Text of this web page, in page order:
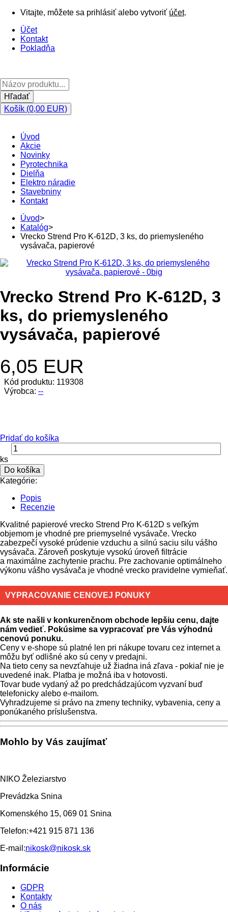
Vitajte, môžete sa prihlásiť alebo vytvoriť účet.
Účet
Kontakt
Pokladňa
Hľadať
Košík (0,00 EUR)
Úvod
Akcie
Novinky
Pyrotechnika
Dielňa
Elektro náradie
Stavebniny
Kontakt
Úvod>
Katalóg>
Vrecko Strend Pro K-612D, 3 ks, do priemysleného
vysávača, papierové
Vrecko Strend Pro K-612D, 3
ks, do priemysleného
vysávača, papierové
6,05 EUR
Kód produktu: 119308
Výrobca: --
Pridať do košíka
ks
Do košíka
Kategórie:
Popis
Recenzie
Kvalitné papierové vrecko Strend Pro K-612D s veľkým
objemom je vhodné pre priemyselné vysávače. Vrecko
zabezpečí vysoké prúdenie vzduchu a silnú saciu silu vášho
vysávača. Zároveň poskytuje vysokú úroveň filtrácie
a maximálne zachytenie prachu. Pre zachovanie optimálneho
výkonu vášho vysávača je vhodné vrecko pravidelne vymieňať.
VYPRACOVANIE CENOVEJ PONUKY
Ak ste našli v konkurenčnom obchode lepšiu cenu, dajte
nám vedieť. Pokúsime sa vypracovať pre Vás výhodnú
cenovú ponuku.
Ceny v e-shope sú platné len pri nákupe tovaru cez internet a
môžu byť odlišné ako sú ceny v predajni.
Na tieto ceny sa nevzťahuje už žiadna iná zľava - pokiaľ nie je
uvedené inak. Platba je možná iba v hotovosti.
Tovar bude vydaný až po predchádzajúcom vyzvaní buď
telefonicky alebo e-mailom.
Vyhradzujeme si právo na zmeny techniky, vybavenia, ceny a
ponúkaného príslušenstva.
Mohlo by Vás zaujímať
NIKO Železiarstvo
Prevádzka Snina
Komenského 15, 069 01 Snina
Telefon:+421 915 871 136
E-mail:nikosk@nikosk.sk
Informácie
GDPR
Kontakty
O nás